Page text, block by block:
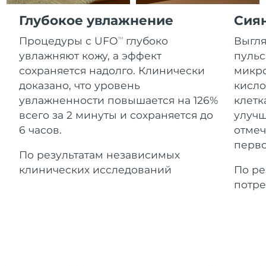
Глубокое увлажнение
Процедуры с UFOTM
глубоко
увлажняют кожу, а эффект
сохраняется надолго. Клинически
доказано, что уровень
увлажненности повышается на 126%
всего за 2 минуты и сохраняется до
6 часов.
По результатам независимых
клинических исследований
По
For healthy hair
Косметика Для мужчин
Купить
ПОДРОБНЕЕ
Гибралтар
8/16/26
Греция
Ожидаемая дата доставки
8/12/26
Гонконг (САР)
8/13/26
Венгрия
Ожидаемая дата доставки
Исландия
Ожидаемая дата доставки
Ожидаемая дата доставки